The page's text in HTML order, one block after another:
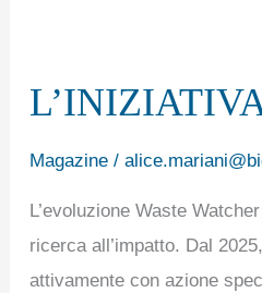
Magazine/
L’evoluzione Waste
ricerca all’impatto. Dal
attivamente con azione